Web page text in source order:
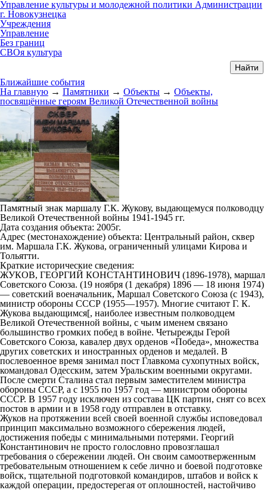
Управление культуры и молодежной политики Администрации
г. Новокузнецка
Учреждения
Управление
Без границ
СВОя культура
Ближайшие события
На главную → Памятники → Объекты → Объекты,
посвящённые героям Великой Отечественной войны
Памятный знак маршалу Г.К. Жукову, выдающемуся полководцу
Великой Отечественной войны 1941-1945 гг.
Дата создания объекта: 2005г.
Адрес (местонахождение) объекта: Центральный район, сквер
им. Маршала Г.К. Жукова, ограниченный улицами Кирова и
Тольятти.
Краткие исторические сведения:
ЖУКОВ, ГЕОРГИЙ КОНСТАНТИНОВИЧ (1896-1978), маршал
Советского Союза. (19 ноября (1 декабря) 1896 — 18 июня 1974)
— советский военачальник, Маршал Советского Союза (с 1943),
министр обороны СССР (1955—1957). Многие считают Г. К.
Жукова выдающимся[, наиболее известным полководцем
Великой Отечественной войны, с чьим именем связано
большинство громких побед в войне. Четырежды Герой
Советского Союза, кавалер двух орденов «Победа», множества
других советских и иностранных орденов и медалей. В
послевоенное время занимал пост Главкома сухопутных войск,
командовал Одесским, затем Уральским военными округами.
После смерти Сталина стал первым заместителем министра
обороны СССР, а с 1955 по 1957 год — министром обороны
СССР. В 1957 году исключен из состава ЦК партии, снят со всех
постов в армии и в 1958 году отправлен в отставку.
Жуков на протяжении всей своей военной службы исповедовал
принцип максимально возможного сбережения людей,
достижения победы с минимальными потерями. Георгий
Константинович не просто голословно провозглашал
требования о сбережении людей. Он своим самоотверженным
требовательным отношением к себе лично и боевой подготовке
войск, тщательной подготовкой командиров, штабов и войск к
каждой операции, предостерегая от оплошностей, настойчиво